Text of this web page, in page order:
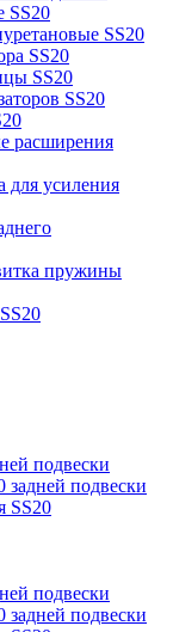
SS20
SS20
SS20
SS20
SS20
расширения
для усиления
пружины
подвески
задней подвески
SS20
подвески
задней подвески